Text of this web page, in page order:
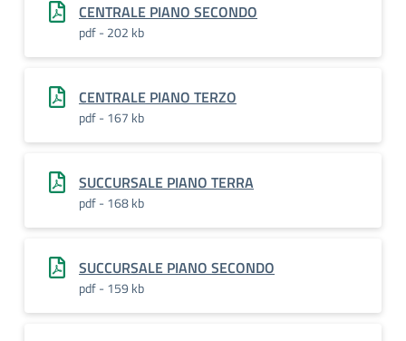
CENTRALE PIANO SECONDO
pdf - 202 kb
CENTRALE PIANO TERZO
pdf - 167 kb
SUCCURSALE PIANO TERRA
pdf - 168 kb
SUCCURSALE PIANO SECONDO
pdf - 159 kb